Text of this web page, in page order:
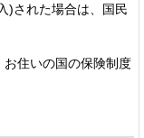
)された場合は、国民
住いの国の保険制度